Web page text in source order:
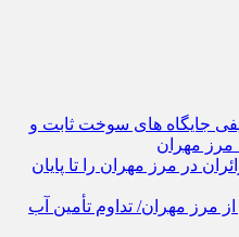
جایگاه‌ های سوخت ثابت و
مرز مهران
در مرز مهران را تا پایان
زائر از مرز مهران/ تداوم تأمین آب